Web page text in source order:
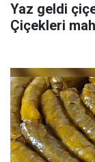
Yaz geldi
Çiçekleri